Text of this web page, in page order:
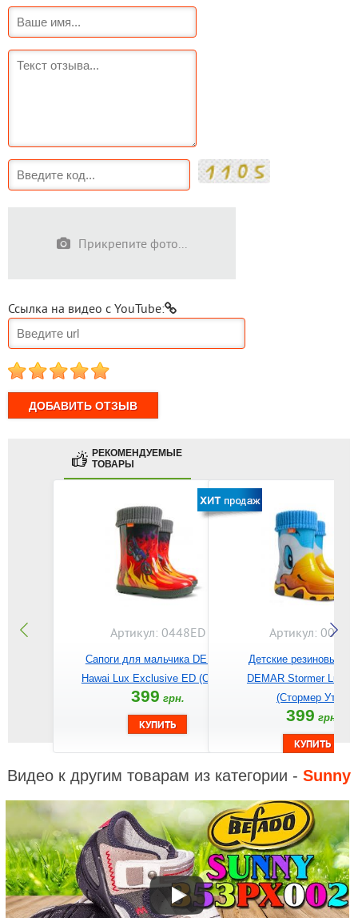
Прикрепите фото...
Ссылка на видео с YouTube:
1 2 3 4 5
РЕКОМЕНДУЕМЫЕ
ТОВАРЫ
Артикул: 0448ED
Сапоги для мальчика DEMAR
Hawai Lux Exclusive ED (Огонь)
399 грн.
Артикул: 0032A
Детские резиновые
DEMAR Stormer Lux
(Стормер Утка)
399 грн.
Видео к другим товарам из категории - Sunny